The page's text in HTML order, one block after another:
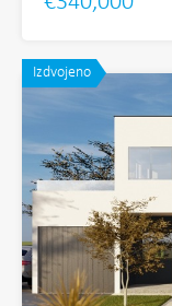
Izdvojeno